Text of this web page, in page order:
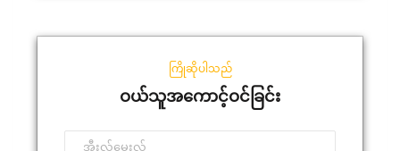
ကြိုဆိုပါသည်
ဝယ်သူအကောင့်ဝင်ခြင်း